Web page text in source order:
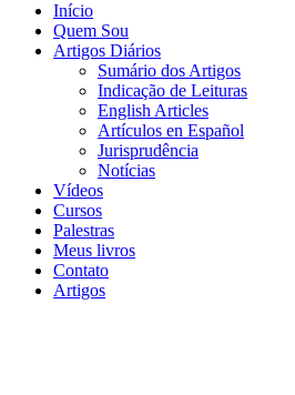
Início
Quem Sou
Artigos Diários
Sumário dos Artigos
Indicação de Leituras
English Articles
Artículos en Español
Jurisprudência
Notícias
Vídeos
Cursos
Palestras
Meus livros
Contato
Artigos